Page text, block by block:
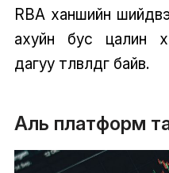
RBA ханшийн
ахуйн бус цалин
дагуу төлөвлөдөг байв.
Аль платформ